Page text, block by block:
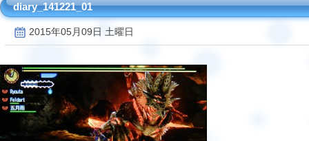
diary_141221_01
2015年05月09日 土曜日